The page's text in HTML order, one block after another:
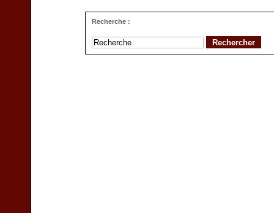
Recherche :